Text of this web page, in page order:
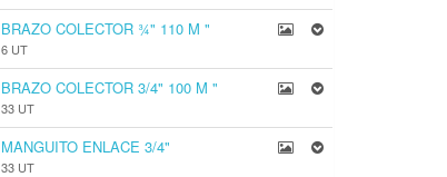
BRAZO COLECTOR ¾" 110 M "
6 UT
BRAZO COLECTOR 3/4" 100 M "
33 UT
MANGUITO ENLACE 3/4"
33 UT